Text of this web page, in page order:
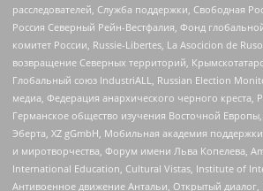
расследователей, Служба поддержки, Свободная
Россия Северный Рейн-Вестфалия, Фонд
комитет России, Russie-Libertes, La Asocicion de
возвращение Северных территорий,
Глобальный союз IndustriALL, Russian Election
медиа, Федерация анархического черного креста,
Германское общество изучения Восточной
Эберта, XZ gGmbH, Мобильная академия
и миротворчества, Форум имени Льва Копелева,
International Education, Cultural Vistas, Institute of
Антивоенное движение Антальи, Открытый